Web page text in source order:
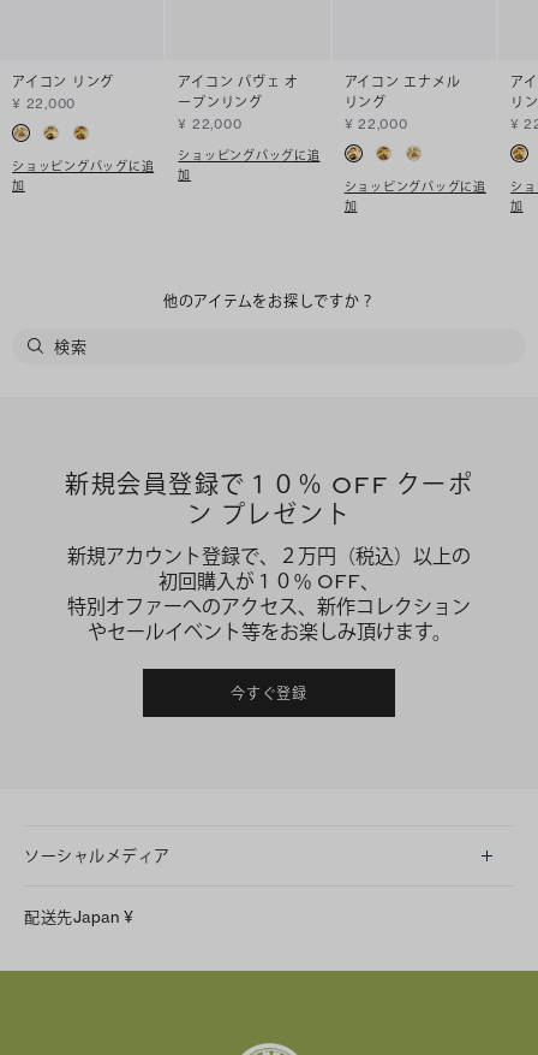
アイコン リング
¥ 22,000
ショッピングバッグに追
加
アイコン パヴェ オ
ープンリング
¥ 22,000
ショッピングバッグに追
加
アイコン エナメル
リング
¥ 22,000
ショッピングバッグに追
加
ア
リ
¥
シ
加
他のアイテムをお探しですか？
新規会員登録で１０％ OFF クーポ
ン プレゼント
新規アカウント登録で、２万円（税込）以上の
初回購入が１０％ OFF、
特別オファーへのアクセス、新作コレクション
やセールイベント等をお楽しみ頂けます。
今すぐ登録
ソーシャルメディア
Facebook
配送先Japan ¥